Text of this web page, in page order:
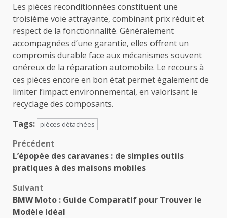
Les pièces reconditionnées constituent une
troisième voie attrayante, combinant prix réduit et
respect de la fonctionnalité. Généralement
accompagnées d’une garantie, elles offrent un
compromis durable face aux mécanismes souvent
onéreux de la réparation automobile. Le recours à
ces pièces encore en bon état permet également de
limiter l’impact environnemental, en valorisant le
recyclage des composants.
Tags:
pièces détachées
Navigation
d’article
Précédent
L’épopée des caravanes : de simples outils
pratiques à des maisons mobiles
Suivant
BMW Moto : Guide Comparatif pour Trouver le
Modèle Idéal